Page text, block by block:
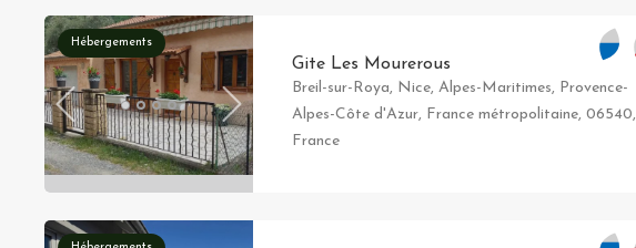
Hébergements
Gite Les Mourerous
Breil-sur-Roya, Nice, Alpes-Maritimes, Provence-
Alpes-Côte d'Azur, France métropolitaine, 06540,
France